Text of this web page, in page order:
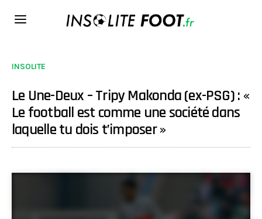
INSOLITE
Le Une-Deux – Tripy Makonda (ex-PSG) : «
Le football est comme une société dans
laquelle tu dois t’imposer »